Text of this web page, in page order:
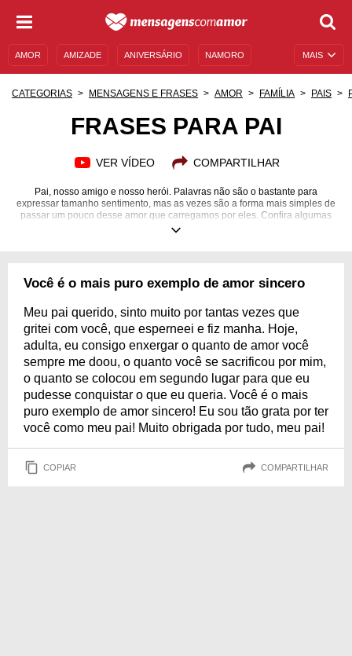
MAIS
AMOR AMIZADE ANIVERSÁRIO NAMORO
CATEGORIAS MENSAGENS E FRASES AMOR FAMÍLIA PAIS
FRASES PARA PAI
VER VÍDEO COMPARTILHAR
Pai, nosso amigo e nosso herói. Palavras não são o bastante para
expressar tamanho sentimento, mas as vezes são a forma mais simples de
passar um pouco desse amor que carregamos por eles. Confira algumas
mensagens para demonstrar toda a admiração que você tem por ele.
Você é o mais puro exemplo de amor sincero
Meu pai querido, sinto muito por tantas vezes que
gritei com você, que esperneei e fiz manha. Hoje,
adulta, eu consigo enxergar o quanto de amor você
sempre me doou, o quanto você se sacrificou por mim,
o quanto se colocou em segundo lugar para que eu
pudesse conquistar o que eu queria. Você é o mais
puro exemplo de amor sincero! Eu sou tão grata por ter
você como meu pai! Muito obrigada por tudo, meu pai!
COPIAR COMPARTILHAR